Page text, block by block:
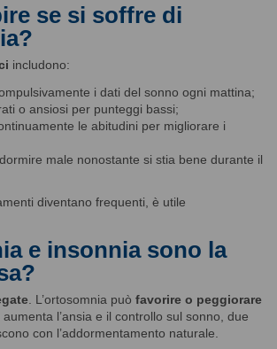
se si soffre di
includono:
i dati del sonno ogni mattina;
o ansiosi per punteggi bassi;
le abitudini per migliorare i
male nonostante si stia bene durante il
diventano frequenti, è utile
e insonnia sono la
. L’ortosomnia può favorire o peggiorare
aumenta l’ansia e il controllo sul sonno, due
con l’addormentamento naturale.